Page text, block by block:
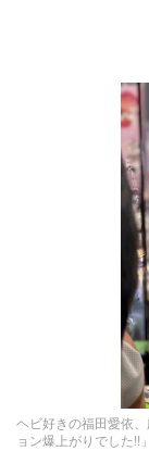
ヘビ好きの福田愛依
ョン爆上がりでした!!」